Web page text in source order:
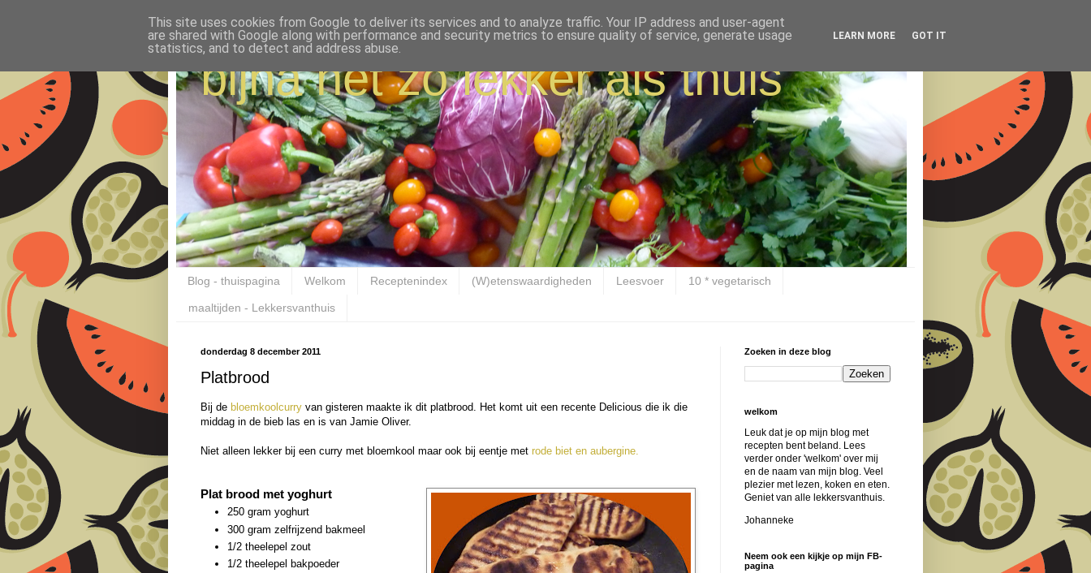
bijna net zo lekker als thuis
Blog - thuispagina Welkom Receptenindex (W)etenswaardigheden Leesvoer 10 * vegetarisch
maaltijden - Lekkersvanthuis
donderdag 8 december 2011
Platbrood
Bij de bloemkoolcurry van gisteren maakte ik dit platbrood. Het komt uit een recente Delicious die ik die
middag in de bieb las en is van Jamie Oliver.
Niet alleen lekker bij een curry met bloemkool maar ook bij eentje met rode biet en aubergine.
Plat brood met yoghurt
250 gram yoghurt
300 gram zelfrijzend bakmeel
1/2 theelepel zout
1/2 theelepel bakpoeder
Zoeken in deze blog
welkom
Leuk dat je op mijn blog met
recepten bent beland. Lees
verder onder 'welkom' over mij
en de naam van mijn blog. Veel
plezier met lezen, koken en eten.
Geniet van alle lekkersvanthuis.
Johanneke
Neem ook een kijkje op mijn FB-
pagina
This site uses cookies from Google to deliver its services and to analyze traffic. Your IP address and user-agent
are shared with Google along with performance and security metrics to ensure quality of service, generate usage
statistics, and to detect and address abuse.
LEARN MORE GOT IT